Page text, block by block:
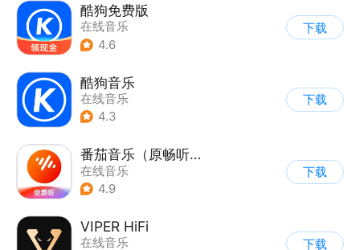
酷狗免费版
在线音乐
4.6
下载
酷狗音乐
在线音乐
4.3
下载
番茄音乐（原畅听音乐）
在线音乐
4.9
下载
VIPER HiFi
在线音乐
下载